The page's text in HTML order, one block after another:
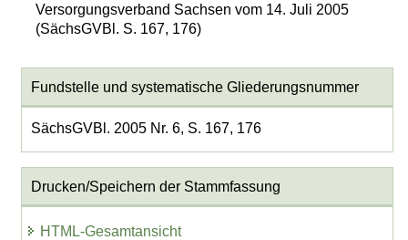
Versorgungsverband Sachsen vom 14. Juli 2005
(SächsGVBl. S. 167, 176)
Fundstelle und systematische Gliederungsnummer
SächsGVBl. 2005 Nr. 6, S. 167, 176
Drucken/Speichern der Stammfassung
HTML-Gesamtansicht